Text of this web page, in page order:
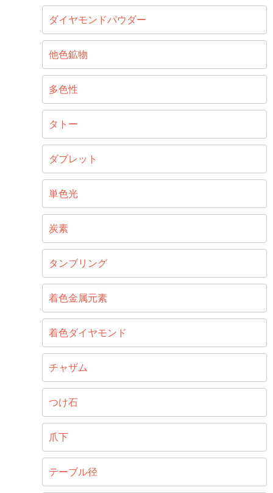
ダイヤモンドパウダー
他色鉱物
多色性
タトー
ダブレット
単色光
炭素
タンブリング
着色金属元素
着色ダイヤモンド
チャザム
つけ石
爪下
テーブル径